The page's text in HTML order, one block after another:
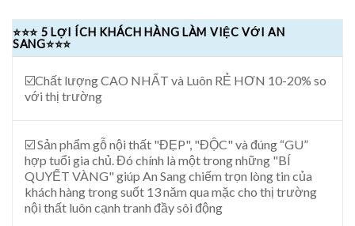
⭐⭐⭐ 5 LỢI ÍCH KHÁCH HÀNG LÀM VIỆC VỚI AN
SANG⭐⭐⭐
☑️Chất lượng CAO NHẤT và Luôn RẺ HƠN 10-20% so
với thị trường
☑️ Sản phẩm gỗ nội thất "ĐẸP", "ĐỘC" và đúng “GU”
hợp tuổi gia chủ. Đó chính là một trong những "BÍ
QUYẾT VÀNG" giúp An Sang chiếm trọn lòng tin của
khách hàng trong suốt 13 năm qua mặc cho thị trường
nội thất luôn cạnh tranh đầy sôi động